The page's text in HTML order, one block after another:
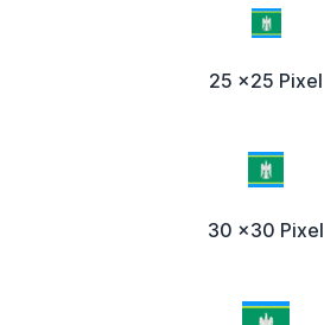
25 x25 Pixel
30 x30 Pixel